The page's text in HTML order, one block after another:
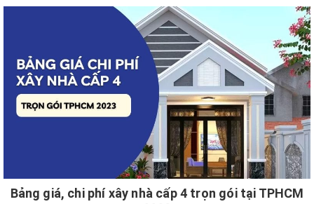
Bảng giá, chi phí xây nhà cấp 4 trọn gói tại TPHCM